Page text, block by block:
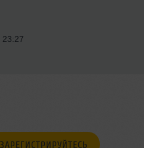
23:27
ЗАРЕГИСТРИРУЙТЕСЬ